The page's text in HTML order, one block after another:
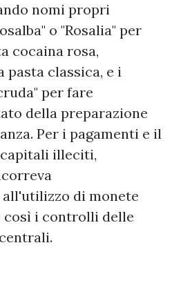
nomi propri
o "Rosalia" per
cocaina rosa,
pasta classica, e i
per fare
della preparazione
Per i pagamenti e il
illeciti,
di monete
così i controlli delle